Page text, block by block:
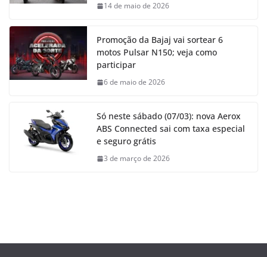
14 de maio de 2026
Promoção da Bajaj vai sortear 6
motos Pulsar N150; veja como
participar
6 de maio de 2026
Só neste sábado (07/03): nova Aerox
ABS Connected sai com taxa especial
e seguro grátis
3 de março de 2026